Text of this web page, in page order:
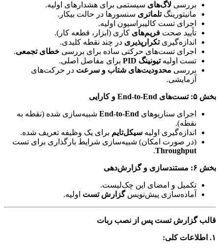
بررسی لاگ‌های سیستمی برای هشدارهای اولیه.
مانیتورینگتلماتری سنسورها در حالت بیکار.
اجرای تست کالیبراسیون اولیه.
تأیید صحت فریم‌های کاری (ابزار، قطعه کار).
اندازه‌گیریتکرارپذیری در چند نقطه کلیدی.
اجرای تست‌های حرکتی ساده برای بررسی خطای تجمعی.
تست اولیهتیونینگ PID
برای مفاصل اصلی.
بررسی محدودیت‌های شتاب و سرعت در حرکت‌های
آزمایشی.
بخش ۵: تست‌های End-to-End و کارایی
اجرای سناریوهای End-to-End شبیه‌سازی شده (نقطه به
نقطه).
اندازه‌گیری اولیه سیکل‌تایم برای یک وظیفه تعریف شده.
(در صورت امکان) شبیه‌سازی شرایط بارگذاری برای تست
Throughput
.
بخش ۶: مستندسازی و گزارش‌دهی
تکمیل و امضای این چک‌لیست.
آماده‌سازی پیش‌نویسگزارش تست اولیه.
قالب گزارش تست پس از نصب ربات
۱. اطلاعات کلی: